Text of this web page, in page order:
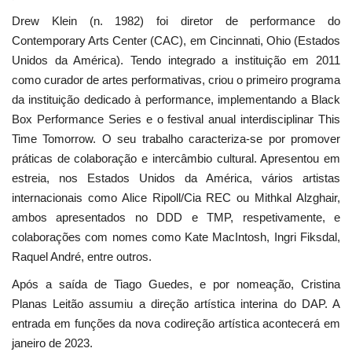
Drew Klein (n. 1982) foi diretor de performance do
Contemporary Arts Center (CAC), em Cincinnati, Ohio (Estados
Unidos da América). Tendo integrado a instituição em 2011
como curador de artes performativas, criou o primeiro programa
da instituição dedicado à performance, implementando a Black
Box Performance Series e o festival anual interdisciplinar This
Time Tomorrow. O seu trabalho caracteriza-se por promover
práticas de colaboração e intercâmbio cultural. Apresentou em
estreia, nos Estados Unidos da América, vários artistas
internacionais como Alice Ripoll/Cia REC ou Mithkal Alzghair,
ambos apresentados no DDD e TMP, respetivamente, e
colaborações com nomes como Kate MacIntosh, Ingri Fiksdal,
Raquel André, entre outros.
Após a saída de Tiago Guedes, e por nomeação, Cristina
Planas Leitão assumiu a direção artística interina do DAP. A
entrada em funções da nova codireção artística acontecerá em
janeiro de 2023.